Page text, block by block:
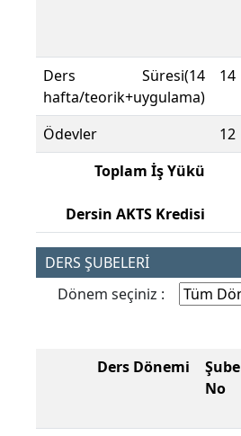
Ders Süresi(14
hafta/teorik+uygulama)
14
Ödevler 12
Toplam İş Yükü
Dersin AKTS Kredisi
DERS ŞUBELERİ
Dönem seçiniz :
Ders Dönemi
Şube
No